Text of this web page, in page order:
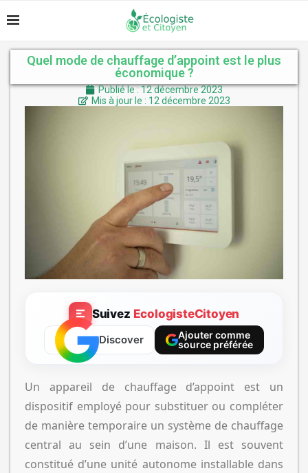
Quel mode de chauffage d’appoint est le plus
économique ?
Publié le : 12 décembre 2023
Mis à jour le : 12 décembre 2023
Suivez EcologisteCitoyen
Discover
Ajouter comme
source préférée
Un appareil de chauffage d’appoint est un
dispositif employé pour substituer ou compléter
de manière temporaire un système de chauffage
central au sein d’une maison. Il est souvent
constitué d’une unité autonome installable dans